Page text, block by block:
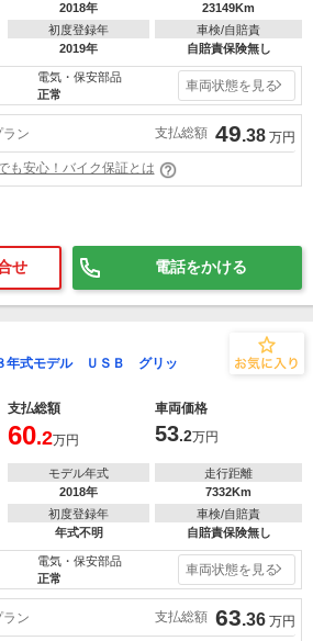
2018年
23149Km
初度登録年
2019年
車検/自賠責
自賠責保険無し
電気・保安部品
正常
車両状態を見る
ン 支払総額 49.38 万円
も安心！バイク保証とは
せ 電話をかける
年式モデル ＵＳＢ グリッ
支払総額
車両価格
60.2万円 53.2万円
モデル年式
2018年
走行距離
7332Km
初度登録年
年式不明
車検/自賠責
自賠責保険無し
電気・保安部品
正常
車両状態を見る
ン 支払総額 63.36 万円